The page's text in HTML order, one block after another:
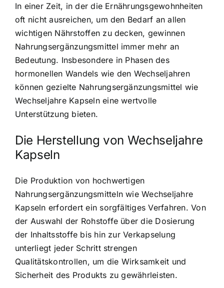
In einer Zeit, in der die Ernährungsgewohnheiten
oft nicht ausreichen, um den Bedarf an allen
wichtigen Nährstoffen zu decken, gewinnen
Nahrungsergänzungsmittel immer mehr an
Bedeutung. Insbesondere in Phasen des
hormonellen Wandels wie den Wechseljahren
können gezielte Nahrungsergänzungsmittel wie
Wechseljahre Kapseln eine wertvolle
Unterstützung bieten.
Die Herstellung von Wechseljahre
Kapseln
Die Produktion von hochwertigen
Nahrungsergänzungsmitteln wie Wechseljahre
Kapseln erfordert ein sorgfältiges Verfahren. Von
der Auswahl der Rohstoffe über die Dosierung
der Inhaltsstoffe bis hin zur Verkapselung
unterliegt jeder Schritt strengen
Qualitätskontrollen, um die Wirksamkeit und
Sicherheit des Produkts zu gewährleisten.